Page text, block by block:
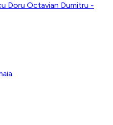
Doru Octavian Dumitru -